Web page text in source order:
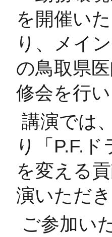
を開催い
り、メイ
の鳥取県
修会を行い
講演では
り「P.F.
を変える
演いただき
ご参加い